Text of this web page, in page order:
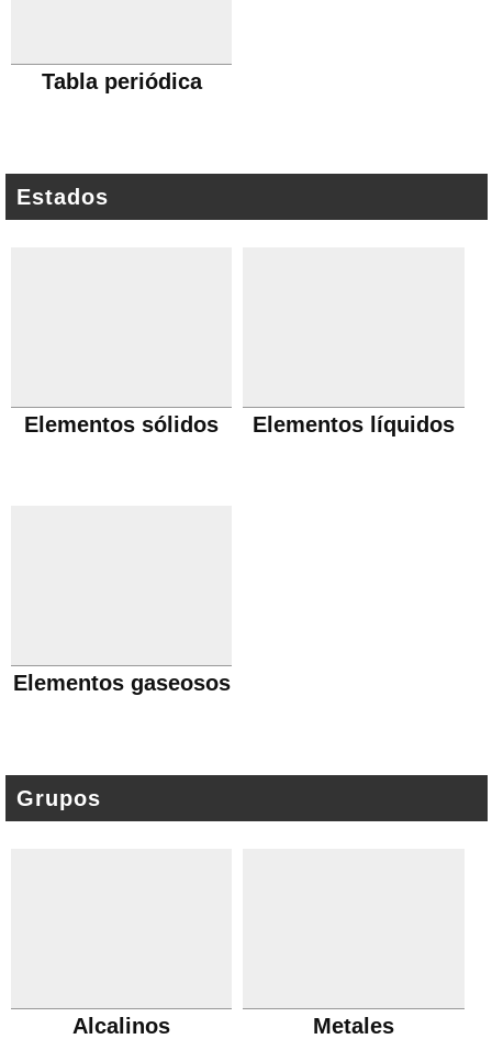
Tabla periódica
Estados
Elementos sólidos Elementos líquidos
Elementos gaseosos
Grupos
Alcalinos
Metales